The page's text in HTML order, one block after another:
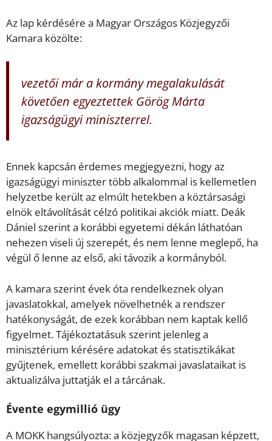
Az lap kérdésére a Magyar Országos Közjegyzői
Kamara közölte:
vezetői már a kormány megalakulását
követően egyeztettek Görög Márta
igazságügyi miniszterrel.
Ennek kapcsán érdemes megjegyezni, hogy az
igazságügyi miniszter több alkalommal is kellemetlen
helyzetbe került az elmúlt hetekben a köztársasági
elnök eltávolítását célzó politikai akciók miatt. Deák
Dániel szerint a korábbi egyetemi dékán láthatóan
nehezen viseli új szerepét, és nem lenne meglepő, ha
végül ő lenne az első, aki távozik a kormányból.
A kamara szerint évek óta rendelkeznek olyan
javaslatokkal, amelyek növelhetnék a rendszer
hatékonyságát, de ezek korábban nem kaptak kellő
figyelmet. Tájékoztatásuk szerint jelenleg a
minisztérium kérésére adatokat és statisztikákat
gyűjtenek, emellett korábbi szakmai javaslataikat is
aktualizálva juttatják el a tárcának.
Évente egymillió ügy
A MOKK hangsúlyozta: a közjegyzők magasan képzett,